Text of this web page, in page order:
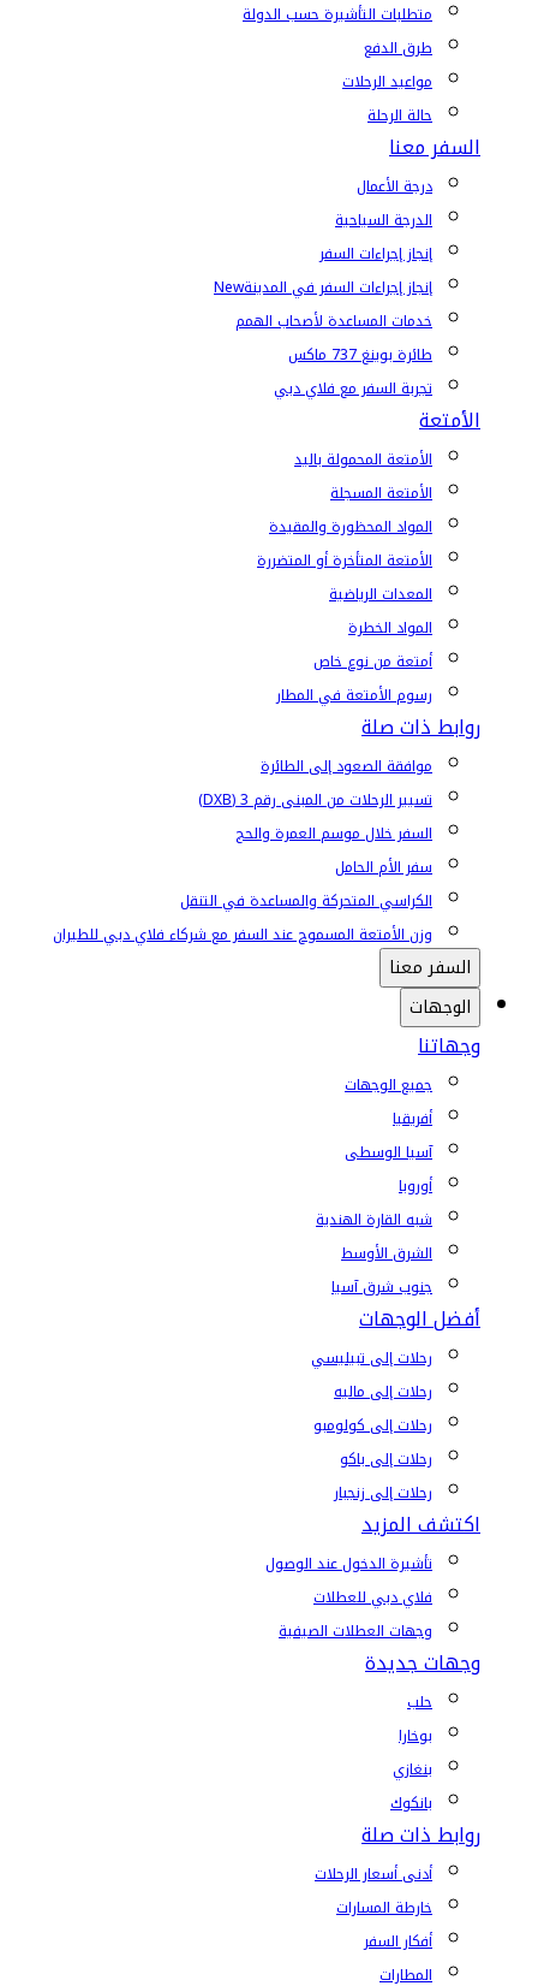
متطلبات التأشيرة حسب الدولة
طرق الدفع
مواعيد الرحلات
حالة الرحلة
السفر معنا
درجة الأعمال
الدرجة السياحية
إنجاز إجراءات السفر
إنجاز إجراءات السفر في المدينةNew
خدمات المساعدة لأصحاب الهمم
طائرة بوينغ 737 ماكس
تجربة السفر مع فلاي دبي
الأمتعة
الأمتعة المحمولة باليد
الأمتعة المسجلة
المواد المحظورة والمقيدة
الأمتعة المتأخرة أو المتضررة
المعدات الرياضية
المواد الخطرة
أمتعة من نوع خاص
رسوم الأمتعة في المطار
روابط ذات صلة
موافقة الصعود إلى الطائرة
تسيير الرحلات من المبنى رقم 3 (DXB)
السفر خلال موسم العمرة والحج
سفر الأم الحامل
الكراسي المتحركة والمساعدة في التنقل
وزن الأمتعة المسموح عند السفر مع شركاء فلاي دبي للطيران
السفر معنا
الوجهات
وجهاتنا
جميع الوجهات
أفريقيا
آسيا الوسطى
أوروبا
شبه القارة الهندية
الشرق الأوسط
جنوب شرق آسيا
أفضل الوجهات
رحلات إلى تبيليسي
رحلات إلى ماليه
رحلات إلى كولومبو
رحلات إلى باكو
رحلات إلى زنجبار
اكتشف المزيد
تأشيرة الدخول عند الوصول
فلاي دبي للعطلات
وجهات العطلات الصيفية
وجهات جديدة
حلب
بوخارا
بنغازي
بانكوك
روابط ذات صلة
أدنى أسعار الرحلات
خارطة المسارات
أفكار السفر
المطارات